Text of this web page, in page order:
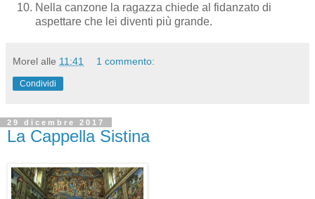
Nella canzone la ragazza chiede al fidanzato di
aspettare che lei diventi più grande.
Morel alle 11:41 1 commento:
Condividi
29 dicembre 2017
La Cappella Sistina